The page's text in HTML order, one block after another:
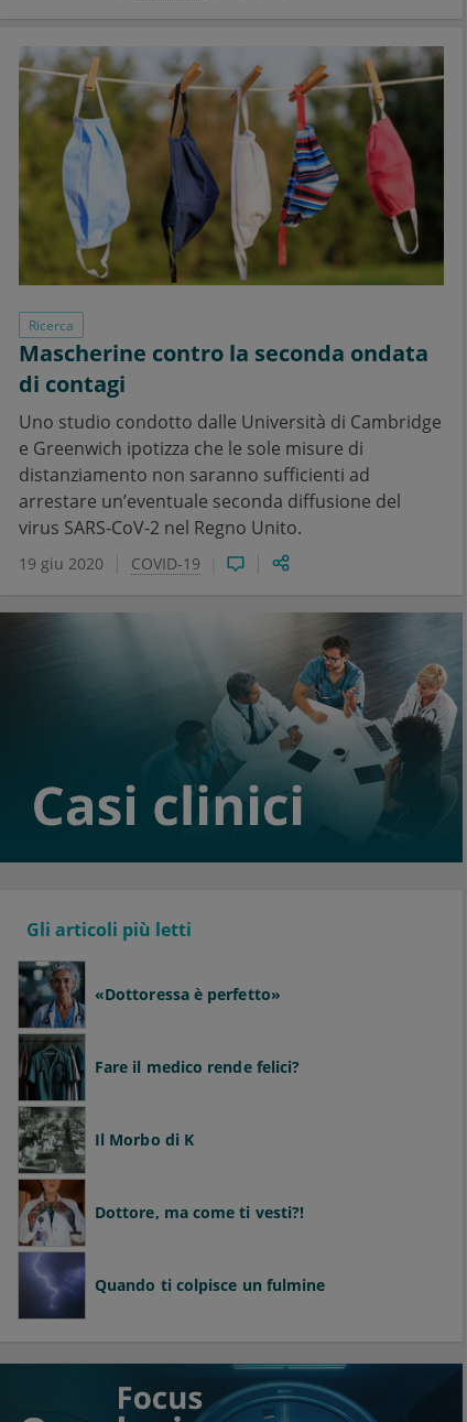
Ricerca
Mascherine contro la seconda ondata
di contagi
Uno studio condotto dalle Università di Cambridge
e Greenwich ipotizza che le sole misure di
distanziamento non saranno sufficienti ad
arrestare un’eventuale seconda diffusione del
virus SARS-CoV-2 nel Regno Unito.
19 giu 2020 COVID-19
Gli articoli più letti
«Dottoressa è perfetto»
Fare il medico rende felici?
Il Morbo di K
Dottore, ma come ti vesti?!
Quando ti colpisce un fulmine